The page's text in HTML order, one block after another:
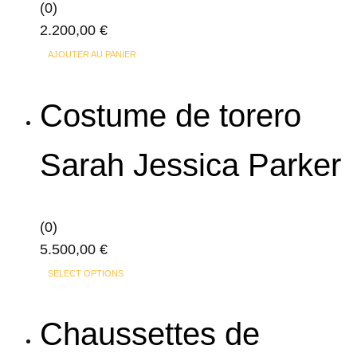
(0)
2.200,00 €
AJOUTER AU PANIER
Costume de torero
Sarah Jessica Parker
(0)
5.500,00 €
SELECT OPTIONSCe
plusieurs
Chaussettes de